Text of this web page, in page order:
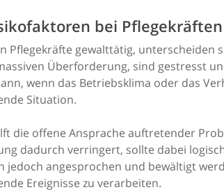
bei Pflegekräften
Pflegekräfte gewalttätig, unterscheiden
Überforderung, sind gestresst
wenn das Betriebsklima oder das
Situation.
die offene Ansprache auftretender
dadurch verringert, sollte dabei
jedoch angesprochen und bewältigt
Ereignisse zu verarbeiten.